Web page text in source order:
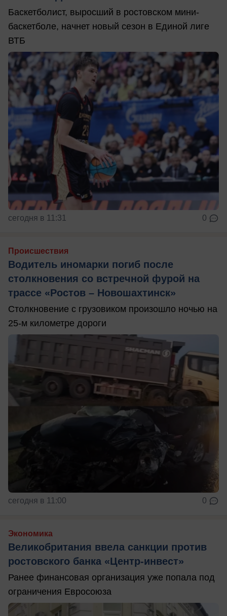
Баскетболист, выросший в ростовском мини-
баскетболе, начнет новый сезон в Единой лиге
ВТБ
сегодня в 11:31 0
Происшествия
Водитель иномарки погиб после
столкновения со встречной фурой на
трассе «Ростов – Новошахтинск»
Столкновение с грузовиком произошло ночью на
25-м километре дороги
сегодня в 11:00 0
Экономика
Великобритания ввела санкции против
ростовского банка «Центр-инвест»
Ранее финансовая организация уже попала под
ограничения Евросоюза